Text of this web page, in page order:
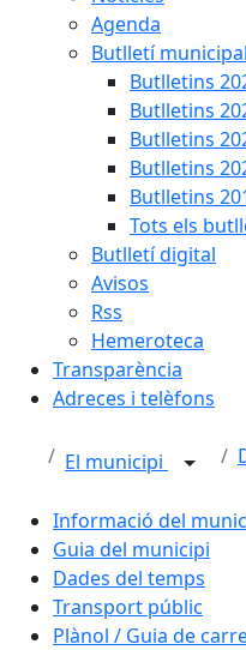
Agenda
Butlletí municipal
Butlletins
Butlletins
Butlletins
Butlletins
Butlletins
Tots els
Butlletí digital
Avisos
Rss
Hemeroteca
Transparència
Adreces i telèfons
El municipi
Informació del
Guia del municipi
Dades del temps
Transport públic
Plànol / Guia de